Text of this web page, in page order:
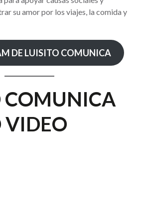
su amor por los viajes, la comida y
DE LUISITO COMUNICA
COMUNICA
VIDEO